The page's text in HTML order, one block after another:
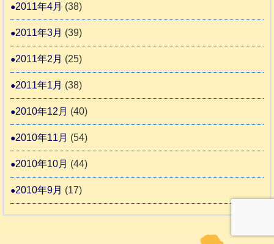
2011年4月 (38)
2011年3月 (39)
2011年2月 (25)
2011年1月 (38)
2010年12月 (40)
2010年11月 (54)
2010年10月 (44)
2010年9月 (17)